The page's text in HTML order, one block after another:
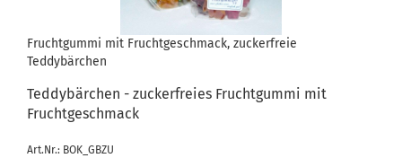
Fruchtgummi mit Fruchtgeschmack, zuckerfreie
Teddybärchen
Teddybärchen - zuckerfreies Fruchtgummi mit
Fruchtgeschmack
Art.Nr.: BOK_GBZU